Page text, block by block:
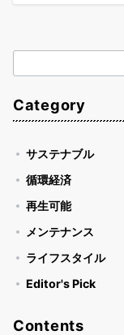
索
Category
サステナブル
循環経済
再生可能
メンテナンス
ライフスタイル
Editor's Pick
Contents